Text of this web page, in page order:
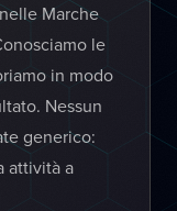
Marche
le
in modo
Nessun
generico:
attività a